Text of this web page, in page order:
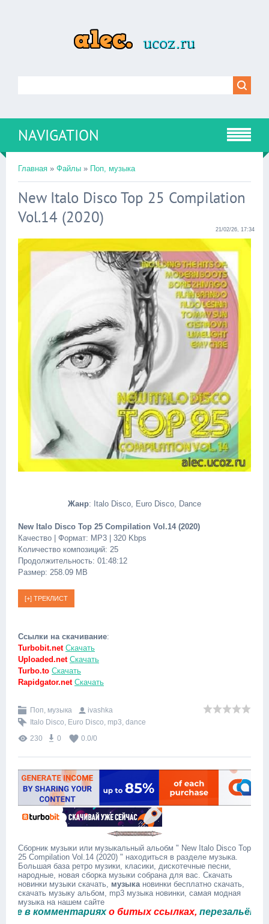
NAVIGATION
Главная » Файлы » Поп, музыка
New Italo Disco Top 25 Compilation
Vol.14 (2020)
21/02/26, 17:34
Жанр: Italo Disco, Euro Disco, Dance
New Italo Disco Top 25 Compilation Vol.14 (2020)
Качество | Формат: MP3 | 320 Kbps
Количество композиций: 25
Продолжительность: 01:48:12
Размер: 258.09 MB
Ссылки на скачивание:
Turbobit.net Скачать
Uploaded.net Скачать
Turbo.to Скачать
Rapidgator.net Скачать
Поп, музыка
ivashka
Italo Disco, Euro Disco, mp3, dance
230
0 0.0/0
Сборник музыки или музыкальный альобм " New Italo Disco Top
25 Compilation Vol.14 (2020) " находиться в разделе музыка.
Большая база ретро музики, класики, дискотечные песни,
народные, новая сборка музыки собрана для вас. Скачать
новинки музыки скачать, музыкановинки бесплатно скачать,
скачать музыку альбом, mp3 музыка новинки, самая модная
музыка на нашем сайте
комментарияхо битых ссылках,перезальём